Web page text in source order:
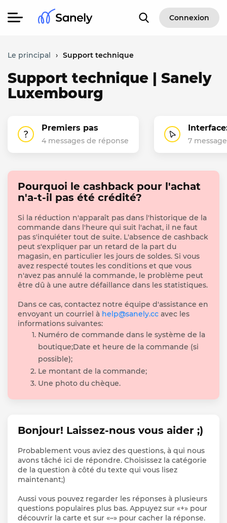
Connexion
Le principal › Support technique
Support technique | Sanely
Luxembourg
Premiers pas
4 messages de réponse 7
Pourquoi le cashback pour l'achat
n'a-t-il pas été crédité?
Si la réduction n'apparaît pas dans l'historique de la
commande dans l'heure qui suit l'achat, il ne faut
pas s'inquiéter tout de suite. L'absence de cashback
peut s'expliquer par un retard de la part du
magasin, en particulier les jours de soldes. Si vous
avez respecté toutes les conditions et que vous
n'avez pas annulé la commande, le problème peut
être dû à une autre défaillance dans les statistiques.
Dans ce cas, contactez notre équipe d'assistance en
envoyant un courriel à help@sanely.cc avec les
informations suivantes:
Numéro de commande dans le système de la
boutique;Date et heure de la commande (si
possible);
Le montant de la commande;
Une photo du chèque.
Bonjour! Laissez-nous vous aider ;)
Probablement vous aviez des questions, à qui nous
avons tâché ici de répondre. Choisissez la catégorie
de la question à côté du texte qui vous lisez
maintenant;)
Aussi vous pouvez regarder les réponses à plusieurs
questions populaires plus bas. Appuyez sur «+» pour
découvrir la carte et sur «–» pour cacher la réponse.